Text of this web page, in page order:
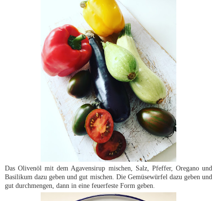
Das Olivenöl mit dem Agavensirup mischen, Salz, Pfeffer, Oregano und
Basilikum dazu geben und gut mischen. Die Gemüsewürfel dazu geben und
gut durchmengen, dann in eine feuerfeste Form geben.